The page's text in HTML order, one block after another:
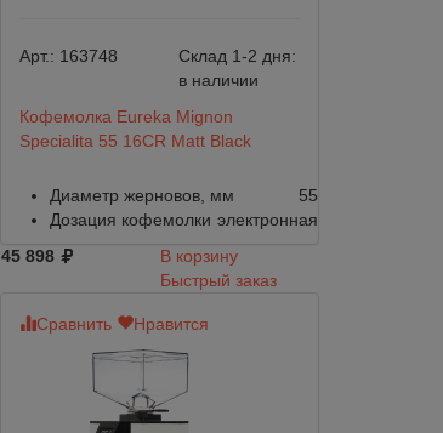
Арт.: 163748
Склад 1-2 дня:
в наличии
Кофемолка Eureka Mignon
Specialita 55 16CR Matt Black
Диаметр жерновов, мм
55
Дозация кофемолки электронная
45 898
В корзину
Быстрый заказ
Сравнить Нравится